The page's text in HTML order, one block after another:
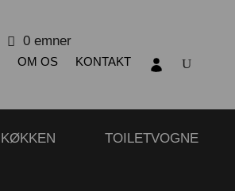
0 emner
OM OS KONTAKT
KØKKEN TOILETVOGNE